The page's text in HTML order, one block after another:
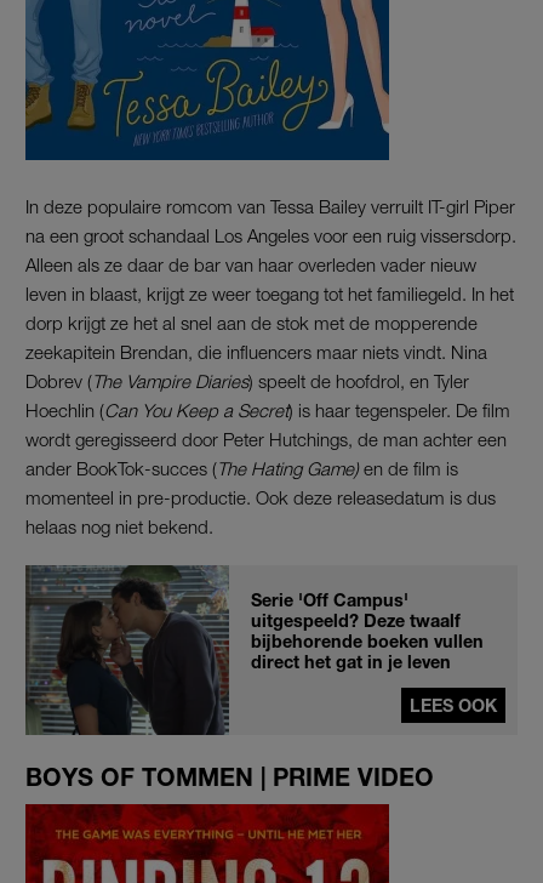
In deze populaire romcom van Tessa Bailey verruilt IT-girl Piper
na een groot schandaal Los Angeles voor een ruig vissersdorp.
Alleen als ze daar de bar van haar overleden vader nieuw
leven in blaast, krijgt ze weer toegang tot het familiegeld. In het
dorp krijgt ze het al snel aan de stok met de mopperende
zeekapitein Brendan, die influencers maar niets vindt. Nina
Dobrev (The Vampire Diaries) speelt de hoofdrol, en Tyler
Hoechlin (Can You Keep a Secret) is haar tegenspeler. De film
wordt geregisseerd door Peter Hutchings, de man achter een
ander BookTok-succes (The Hating Game)en de film is
momenteel in pre-productie. Ook deze releasedatum is dus
helaas nog niet bekend.
Serie 'Off Campus'
uitgespeeld? Deze twaalf
bijbehorende boeken vullen
direct het gat in je leven
LEES OOK
BOYS OF TOMMEN | PRIME VIDEO